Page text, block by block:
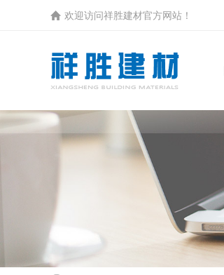
欢迎访问祥胜建材官方网站！